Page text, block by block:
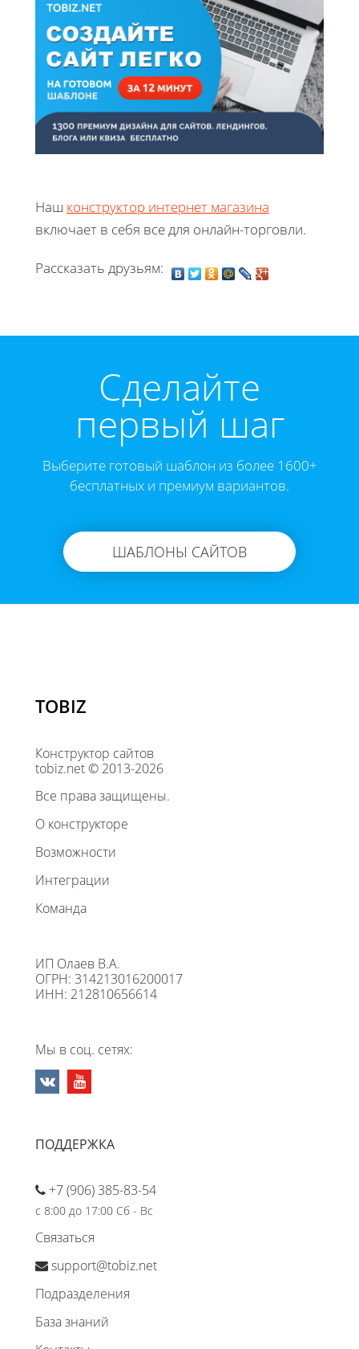
Наш конструктор интернет магазина
включает в себя все для онлайн-торговли.
Рассказать друзьям:
Cделайте
первый шаг
Выберите готовый шаблон из более 1600+
бесплатных и премиум вариантов.
ШАБЛОНЫ САЙТОВ
TOBIZ
Конструктор сайтов
tobiz.net © 2013-2026
Все права защищены.
О конструкторе
Возможности
Интеграции
Команда
ИП Олаев В.А.
ОГРН: 314213016200017
ИНН: 212810656614
Мы в соц. сетях:
ПОДДЕРЖКА
+7 (906) 385-83-54
с 8:00 до 17:00 Сб - Вс
Связаться
support@tobiz.net
Подразделения
База знаний